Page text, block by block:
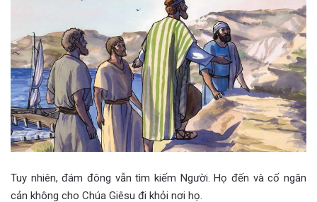
Tuy nhiên, đám đông vẫn tìm kiếm Người. Họ đến và cố ngăn
cản không cho Chúa Giêsu đi khỏi nơi họ.